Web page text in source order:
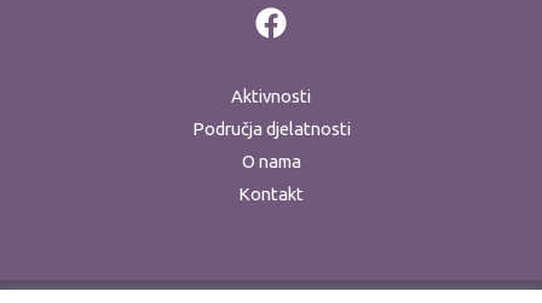
Aktivnosti
Područja djelatnosti
O nama
Kontakt